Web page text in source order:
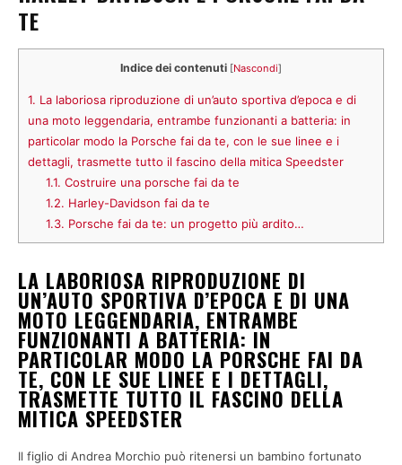
TE
Indice dei contenuti [Nascondi]
1. La laboriosa riproduzione di un’auto sportiva d’epoca e di
una moto leggendaria, entrambe funzionanti a batteria: in
particolar modo la Porsche fai da te, con le sue linee e i
dettagli, trasmette tutto il fascino della mitica Speedster
1.1. Costruire una porsche fai da te
1.2. Harley-Davidson fai da te
1.3. Porsche fai da te: un progetto più ardito…
LA LABORIOSA RIPRODUZIONE DI
UN’AUTO SPORTIVA D’EPOCA E DI UNA
MOTO LEGGENDARIA, ENTRAMBE
FUNZIONANTI A BATTERIA: IN
PARTICOLAR MODO LA PORSCHE FAI DA
TE, CON LE SUE LINEE E I DETTAGLI,
TRASMETTE TUTTO IL FASCINO DELLA
MITICA SPEEDSTER
Il figlio di Andrea Morchio può ritenersi un bambino fortunato